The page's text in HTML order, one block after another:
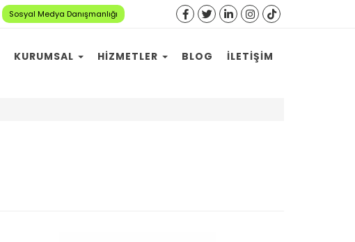
Sosyal Medya Danışmanlığı
KURUMSAL HIZMETLER BLOG İLETIŞIM